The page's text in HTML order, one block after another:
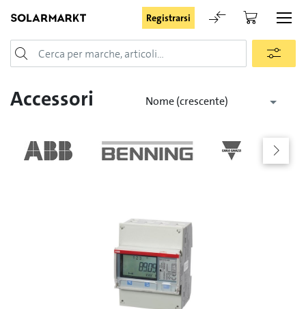
Registrarsi
Login
Rimani registrato
Password dimenticata
Richiesta di registrazione per login
Accessori Nome (crescente)